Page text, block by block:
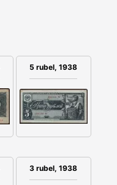
5 rubel, 1938
3 rubel, 1938